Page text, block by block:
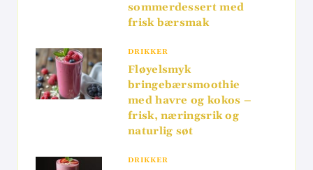
sommerdessert med
frisk bærsmak
DRIKKER
Fløyelsmyk
bringebærsmoothie
med havre og kokos –
frisk, næringsrik og
naturlig søt
DRIKKER